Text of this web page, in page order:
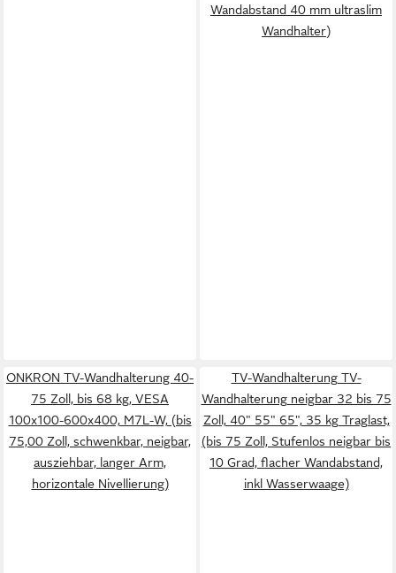
Wandabstand 40 mm ultraslim
Wandhalter)
ONKRON TV-Wandhalterung 40-
75 Zoll, bis 68 kg, VESA
100x100-600x400, M7L-W, (bis
75,00 Zoll, schwenkbar, neigbar,
ausziehbar, langer Arm,
horizontale Nivellierung)
TV-Wandhalterung TV-
Wandhalterung neigbar 32 bis 75
Zoll, 40" 55" 65", 35 kg Traglast,
(bis 75 Zoll, Stufenlos neigbar bis
10 Grad, flacher Wandabstand,
inkl Wasserwaage)